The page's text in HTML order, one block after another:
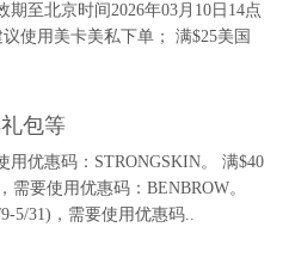
至北京时间2026年03月10日14点
使用美卡美私下单； 满$25美国
包等
用优惠码：STRONGSKIN。 满$40
要使用优惠码：BENBROW。
5/31)，需要使用优惠码..